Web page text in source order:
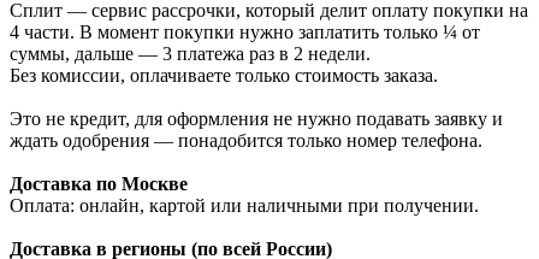
Сплит — сервис рассрочки, который делит оплату покупки на
4 части. В момент покупки нужно заплатить только ¼ от
суммы, дальше — 3 платежа раз в 2 недели.
Без комиссии, оплачиваете только стоимость заказа.
Это не кредит, для оформления не нужно подавать заявку и
ждать одобрения — понадобится только номер телефона.
Доставка по Москве
Оплата: онлайн, картой или наличными при получении.
Доставка в регионы (по всей России)